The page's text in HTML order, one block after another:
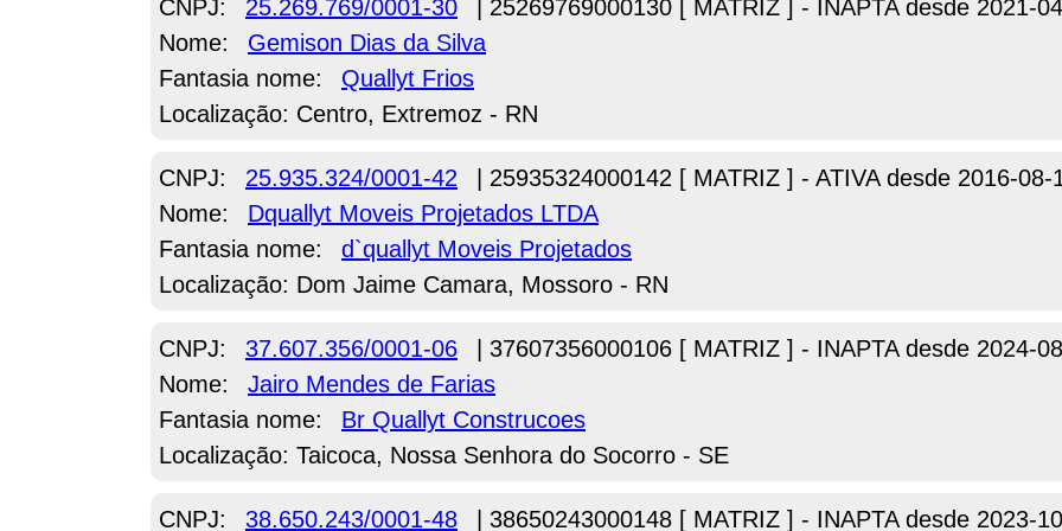
CNPJ: 25.269.769/0001-30
| 25269769000130 [ MATRIZ ] - INAPTA desde 2021-
Nome:
Gemison Dias da Silva
Fantasia nome:
Quallyt Frios
Localização: Centro, Extremoz - RN
CNPJ: 25.935.324/0001-42
| 25935324000142 [ MATRIZ ] - ATIVA desde 2016-08-
Nome:
Dquallyt Moveis Projetados LTDA
Fantasia nome:
d`quallyt Moveis Projetados
Localização: Dom Jaime Camara, Mossoro - RN
CNPJ: 37.607.356/0001-06
| 37607356000106 [ MATRIZ ] - INAPTA desde 2024-
Nome:
Jairo Mendes de Farias
Fantasia nome:
Br Quallyt Construcoes
Localização: Taicoca, Nossa Senhora do Socorro - SE
CNPJ: 38.650.243/0001-48 | 38650243000148 [ MATRIZ ] - INAPTA desde 2023-